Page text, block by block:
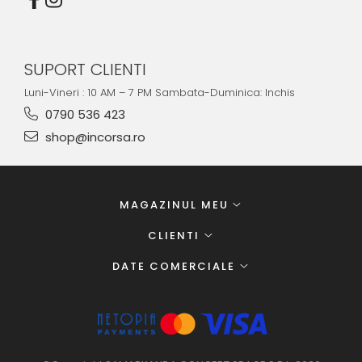
SUPORT CLIENTI
Luni-Vineri : 10 AM – 7 PM Sambata-Duminica: Inchis
0790 536 423
shop@incorsa.ro
MAGAZINUL MEU
CLIENTI
DATE COMERCIALE